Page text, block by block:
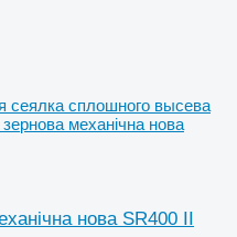
сеялка сплошного высева
механічна нова
нова SR400 II